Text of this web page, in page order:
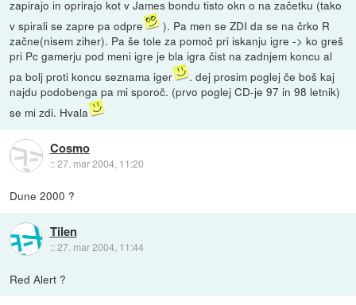
zapirajo in oprirajo kot v James bondu tisto okn o na začetku (tako
v spirali se zapre pa odpre
). Pa men se ZDI da se na črko R
začne(nisem ziher). Pa še tole za pomoč pri iskanju igre -> ko greš
pri Pc gamerju pod meni igre je bla igra čist na zadnjem koncu al
pa bolj proti koncu seznama iger
. dej prosim poglej če boš kaj
najdu podobenga pa mi sporoč. (prvo poglej CD-je 97 in 98 letnik)
se mi zdi. Hvala
Cosmo
::27. mar 2004, 11:20
Dune 2000 ?
Tilen
::27. mar 2004, 11:44
Red Alert ?